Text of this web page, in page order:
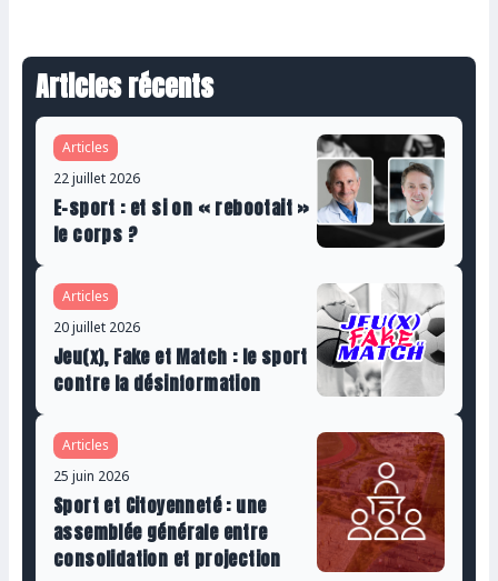
Articles récents
Articles
22 juillet 2026
E-sport : et si on « rebootait »
le corps ?
Articles
20 juillet 2026
Jeu(x), Fake et Match : le sport
contre la désinformation
Articles
25 juin 2026
Sport et Citoyenneté : une
assemblée générale entre
consolidation et projection